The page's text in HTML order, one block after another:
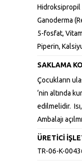
Ganoderma
5-fosfat,
Piperin,
SAKLAMA
Çocukların
‘nin altında
edilmelidir.
Ambalajı
ÜRETİCİ
TR-06-K-